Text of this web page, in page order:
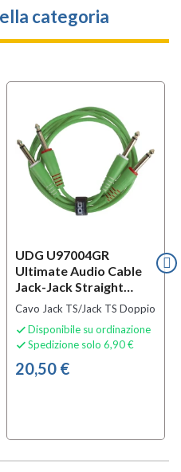
categoria
UDG U97004GR
Ultimate Audio Cable
Jack-Jack Straight
Green
Cavo Jack TS/Jack TS Doppio
 Disponibile su ordinazione
 Spedizione solo 6,90 €
20,50 €